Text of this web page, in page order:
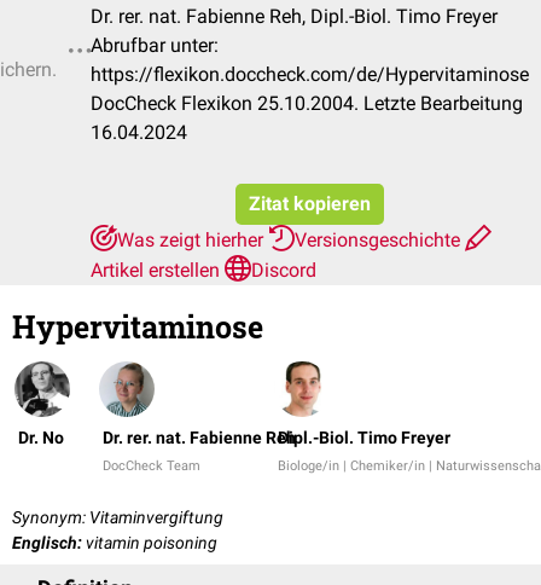
Dr. rer. nat. Fabienne Reh, Dipl.-Biol. Timo Freyer
Abrufbar unter:
https://flexikon.doccheck.com/de/Hypervitaminose
DocCheck Flexikon 25.10.2004. Letzte Bearbeitung
16.04.2024
Zitat kopieren
Was zeigt hierher
Versionsgeschichte
Artikel erstellen
Discord
Hypervitaminose
Dr. No Dr. rer. nat. Fabienne Reh
DocCheck Team
Dipl.-Biol. Timo Freyer
Biologe/in | Chemiker/in |
Synonym: Vitaminvergiftung
Englisch: vitamin poisoning